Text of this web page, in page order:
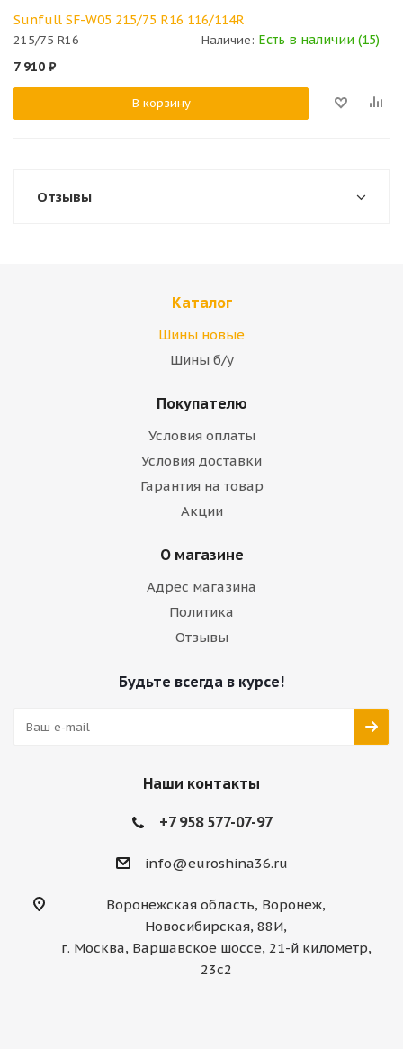
Sunfull SF-W05 215/75 R16 116/114R
215/75 R16 Наличие: Есть в наличии (15)
7 910 ₽
В корзину
Отзывы
Каталог
Шины новые
Шины б/у
Покупателю
Условия оплаты
Условия доставки
Гарантия на товар
Акции
О магазине
Адрес магазина
Политика
Отзывы
Будьте всегда в курсе!
Наши контакты
+7 958 577-07-97
info@euroshina36.ru
Воронежская область, Воронеж,
Новосибирская, 88И,
г. Москва, Варшавское шоссе, 21-й километр,
23с2